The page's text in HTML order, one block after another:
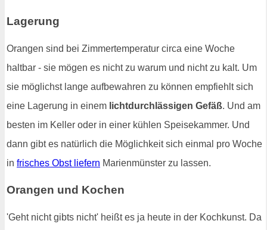
Lagerung
Orangen sind bei Zimmertemperatur circa eine Woche
haltbar - sie mögen es nicht zu warum und nicht zu kalt. Um
sie möglichst lange aufbewahren zu können empfiehlt sich
eine Lagerung in einem lichtdurchlässigen Gefäß. Und am
besten im Keller oder in einer kühlen Speisekammer. Und
dann gibt es natürlich die Möglichkeit sich einmal pro Woche
in frisches Obst liefern Marienmünster zu lassen.
Orangen und Kochen
'Geht nicht gibts nicht' heißt es ja heute in der Kochkunst. Da